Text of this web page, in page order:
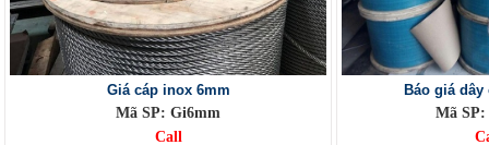
Giá cáp inox 6mm
Mã SP: Gi6mm
Call
Báo giá dây
Mã SP: